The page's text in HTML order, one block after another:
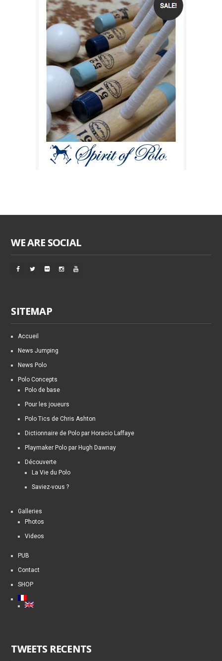
WE ARE SOCIAL
SITEMAP
Accueil
News Jumping
News Polo
Polo Concepts
Polo de base
Pour les joueurs
Polo Tics de Chris Ashton
Dictionnaire de Polo par Horacio Laffaye
Playmaker Polo par Hugh Dawnay
Découverte
La Vie du Polo
Saviez-vous ?
Galleries
Photos
Videos
PUB
Contact
SHOP
TWEETS RECENTS